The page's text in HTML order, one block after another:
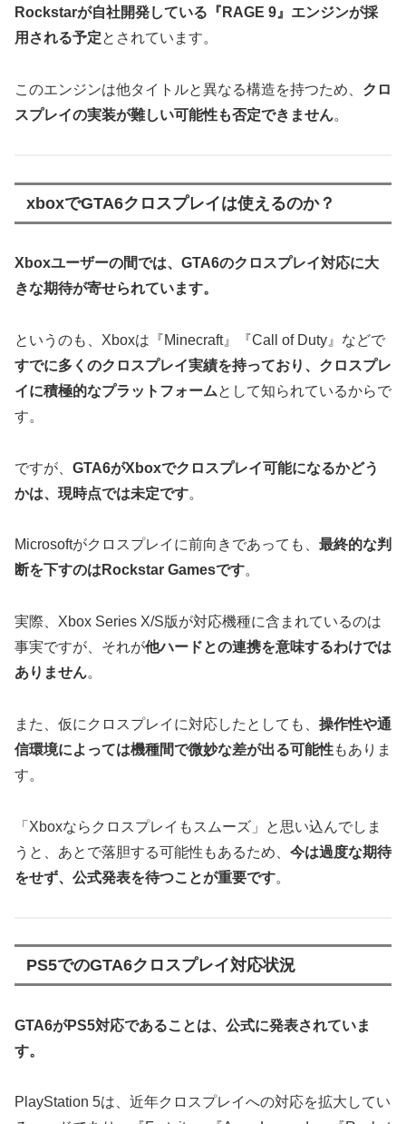
Rockstarが自社開発している『RAGE 9』エンジンが採
用される予定とされています。
このエンジンは他タイトルと異なる構造を持つため、 クロ
スプレイの実装が難しい可能性も否定できません。
xboxでGTA6クロスプレイは使えるのか？
Xboxユーザーの間では、GTA6のクロスプレイ対応に大
きな期待が寄せられています。
というのも、Xboxは『Minecraft』『Call of Duty』などで
すでに多くのクロスプレイ実績を持っており、クロスプレ
イに積極的なプラットフォームとして知られているからで
す。
ですが、 GTA6がXboxでクロスプレイ可能になるかどう
かは、現時点では未定です。
Microsoftがクロスプレイに前向きであっても、 最終的な判
断を下すのはRockstar Gamesです。
実際、Xbox Series X/S版が対応機種に含まれているのは
事実ですが、それが他ハードとの連携を意味するわけでは
ありません。
また、仮にクロスプレイに対応したとしても、 操作性や通
信環境によっては機種間で微妙な差が出る可能性もありま
す。
「Xboxならクロスプレイもスムーズ」と思い込んでしま
うと、あとで落胆する可能性もあるため、 今は過度な期待
をせず、公式発表を待つことが重要です。
PS5でのGTA6クロスプレイ対応状況
GTA6がPS5対応であることは、公式に発表されていま
す。
PlayStation 5は、近年クロスプレイへの対応を拡大してい